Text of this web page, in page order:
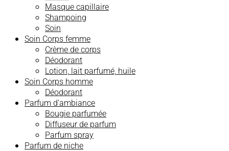
Masque capillaire
Shampoing
Soin
Soin Corps femme
Crème de corps
Déodorant
Lotion, lait parfumé, huile
Soin Corps homme
Déodorant
Parfum d’ambiance
Bougie parfumée
Diffuseur de parfum
Parfum spray
Parfum de niche